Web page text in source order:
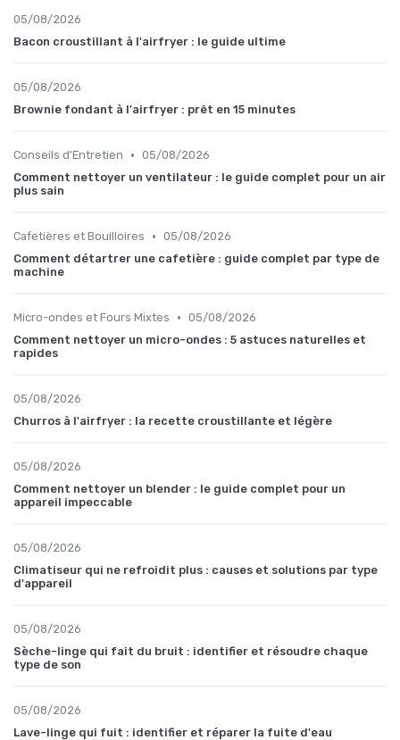
05/08/2026
Bacon croustillant à l'airfryer : le guide ultime
05/08/2026
Brownie fondant à l'airfryer : prêt en 15 minutes
Conseils d'Entretien • 05/08/2026
Comment nettoyer un ventilateur : le guide complet pour un air
plus sain
Cafetières et Bouilloires • 05/08/2026
Comment détartrer une cafetière : guide complet par type de
machine
Micro-ondes et Fours Mixtes • 05/08/2026
Comment nettoyer un micro-ondes : 5 astuces naturelles et
rapides
05/08/2026
Churros à l'airfryer : la recette croustillante et légère
05/08/2026
Comment nettoyer un blender : le guide complet pour un
appareil impeccable
05/08/2026
Climatiseur qui ne refroidit plus : causes et solutions par type
d'appareil
05/08/2026
Sèche-linge qui fait du bruit : identifier et résoudre chaque
type de son
05/08/2026
Lave-linge qui fuit : identifier et réparer la fuite d'eau